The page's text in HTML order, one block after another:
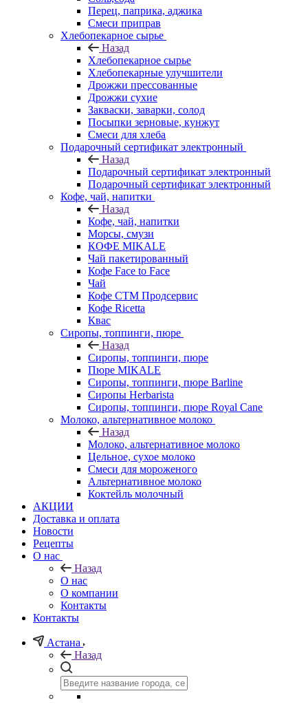
Перец, паприка, аджика
Смеси приправ
Хлебопекарное сырье
Назад
Хлебопекарное сырье
Хлебопекарные улучшители
Дрожжи прессованные
Дрожжи сухие
Закваски, заварки, солод
Посыпки зерновые, кунжут
Смеси для хлеба
Подарочный сертификат электронный
Назад
Подарочный сертификат электронный
Подарочный сертификат электронный
Кофе, чай, напитки
Назад
Кофе, чай, напитки
Морсы, смузи
КОФЕ MIKALE
Чай пакетированный
Кофе Face to Face
Чай
Кофе СТМ Продсервис
Кофе Ricetta
Квас
Сиропы, топпинги, пюре
Назад
Сиропы, топпинги, пюре
Пюре MIKALE
Сиропы, топпинги, пюре Barline
Сиропы Herbarista
Сиропы, топпинги, пюре Royal Cane
Молоко, альтернативное молоко
Назад
Молоко, альтернативное молоко
Цельное, сухое молоко
Смеси для мороженого
Альтернативное молоко
Коктейль молочный
АКЦИИ
Доставка и оплата
Новости
Рецепты
О нас
Назад
О нас
О компании
Контакты
Контакты
Астана
Назад